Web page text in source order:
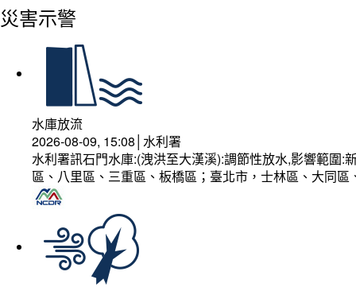
災害示警
水庫放流
2026-08-09, 15:08│水利署
水利署訊石門水庫:(洩洪至大漢溪):調節性放水,影響範圍
區、八里區、三重區、板橋區；臺北市，士林區、大同